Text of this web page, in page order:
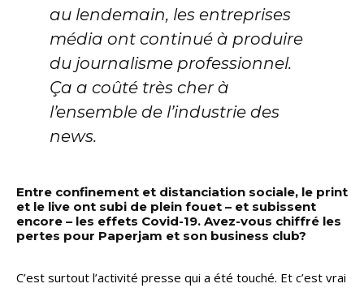
au lendemain, les entreprises
média ont continué à produire
du journalisme professionnel.
Ça a coûté très cher à
l’ensemble de l’industrie des
news.
Entre confinement et distanciation sociale, le print
et le live ont subi de plein fouet – et subissent
encore – les effets Covid-19. Avez-vous chiffré les
pertes pour Paperjam et son business club?
C’est surtout l’activité presse qui a été touché. Et c’est vrai